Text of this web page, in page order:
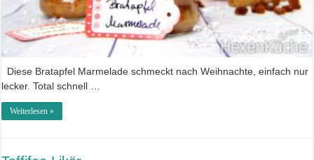
Diese Bratapfel Marmelade schmeckt nach Weihnachte, einfach nur
lecker. Total schnell …
Weiterlesen »